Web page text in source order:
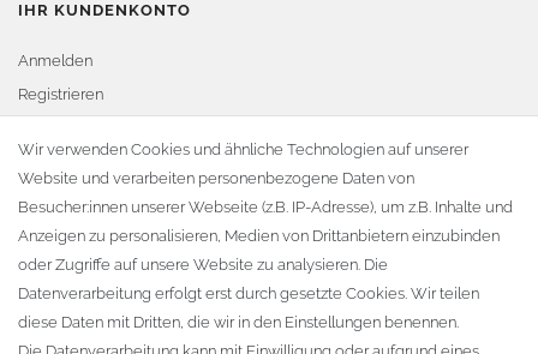
IHR KUNDENKONTO
Anmelden
Registrieren
Warenkorb
Zur Kasse
KONTAKT
Fa. Steffen Jost
Söbrigener Weg 50
D-01796 Pirna
Wir verwenden Cookies und ähnliche Technologien auf unserer
Website und verarbeiten personenbezogene Daten von
Besucher:innen unserer Webseite (z.B. IP-Adresse), um z.B. Inhalte und
Anzeigen zu personalisieren, Medien von Drittanbietern einzubinden
oder Zugriffe auf unsere Website zu analysieren. Die
Datenverarbeitung erfolgt erst durch gesetzte Cookies. Wir teilen
diese Daten mit Dritten, die wir in den Einstellungen benennen.